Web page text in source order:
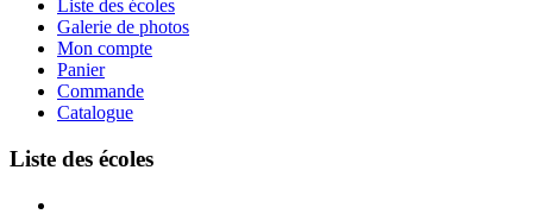
Liste des écoles
Galerie de photos
Mon compte
Panier
Commande
Catalogue
Liste des écoles